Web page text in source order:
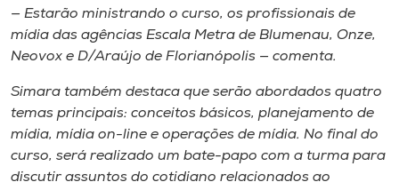
— Estarão ministrando o curso, os profissionais de
mídia das agências Escala Metra de Blumenau, Onze,
Neovox e D/Araújo de Florianópolis — comenta.
Simara também destaca que serão abordados quatro
temas principais: conceitos básicos, planejamento de
mídia, mídia on-line e operações de mídia. No final do
curso, será realizado um bate-papo com a turma para
discutir assuntos do cotidiano relacionados ao